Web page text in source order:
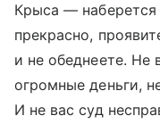
Крыса —
прекрасно,
и не обеднеете. Не
огромные деньги,
И не вас суд